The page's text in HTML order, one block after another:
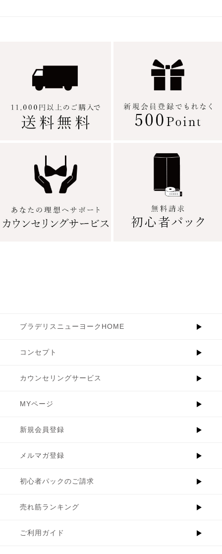
ブラデリスニューヨークHOME
コンセプト
カウンセリングサービス
MYページ
新規会員登録
メルマガ登録
初心者パックのご請求
売れ筋ランキング
ご利用ガイド